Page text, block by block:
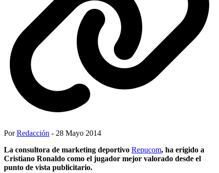
PorRedacción - 28 Mayo 2014
La consultora de marketing deportivo Repucom, ha erigido a
Cristiano Ronaldo como el jugador mejor valorado desde el
punto de vista publicitario.